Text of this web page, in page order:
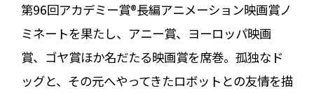
第96回アカデミー賞®長編アニメーション映画賞ノ
ミネートを果たし、アニー賞、ヨーロッパ映画
賞、ゴヤ賞ほか名だたる映画賞を席巻。孤独なド
ッグと、その元へやってきたロボットとの友情を描